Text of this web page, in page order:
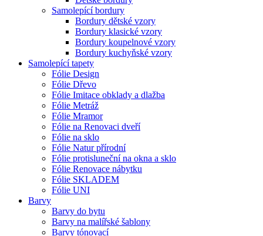
Samolepící bordury
Bordury dětské vzory
Bordury klasické vzory
Bordury koupelnové vzory
Bordury kuchyňské vzory
Samolepící tapety
Fólie Design
Fólie Dřevo
Fólie Imitace obklady a dlažba
Fólie Metráž
Fólie Mramor
Fólie na Renovaci dveří
Fólie na sklo
Fólie Natur přírodní
Fólie protisluneční na okna a sklo
Fólie Renovace nábytku
Fólie SKLADEM
Fólie UNI
Barvy
Barvy do bytu
Barvy na malířské šablony
Barvy tónovací